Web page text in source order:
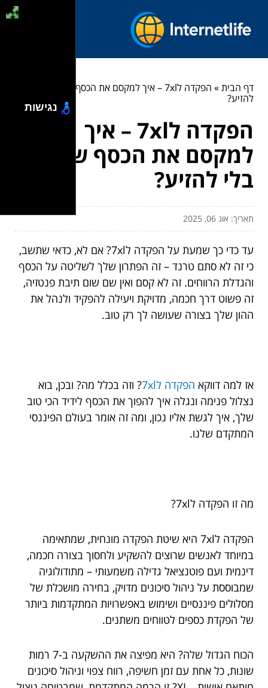
דף הבית»
הפקדה ל7xl – איך למקסם את הכסף שלך בלי
להזיע?
הפקדה ל7xl – איך
למקסם את הכסף שלך
בלי להזיע?
תאריך: אוג 06, 2025
עד כדי כך שמעת על הפקדה ל7xl? אם לא, כדאי שתשב,
כי זה לא סתם טרנד – זה הפתרון שלך לשליטה על הכסף
והגדלת הרווחים. זה לא קסם ואין שם שום תיבת פנטזיה,
זה פשוט דרך חכמה, מדויקת ויעילה להפקיד ולנהל את
ההון שלך בצורה שעושה לך רק טוב.
אז למה דווקא הפקדה ל7xl
? וזה בכלל מה? ובכן, בוא
נצלול פנימה ונגלה איך להפוך את הכסף לידיד הכי טוב
שלך, איך לגשת אליו נכון, ומה זה אומר בעולם הפיננסי
המתקדם שלנו.
מה זו הפקדה ל7xl?
הפקדה ל7xl היא שיטת הפקדה מונחית, שמתאימה
במיוחד לאנשים שרוצים להשקיע ולחסוך בצורה חכמה,
דינמית ועם פוטנציאל גדילה משמעותי – מתודולוגיה
שמבוססת על ניהול סיכונים מדויק, בחירה מושכלת של
מסלולים פיננסיים ושימוש באפשרויות המתקדמות ביותר
של הפקדת כספים לטווחים משתנים.
הכוח הגדול שלה? היא מפיצה את ההשקעה ב-7 רמות
שונות, כל אחת עם זמן חשיפה, רווח צפוי וניהול סיכונים
נגישות